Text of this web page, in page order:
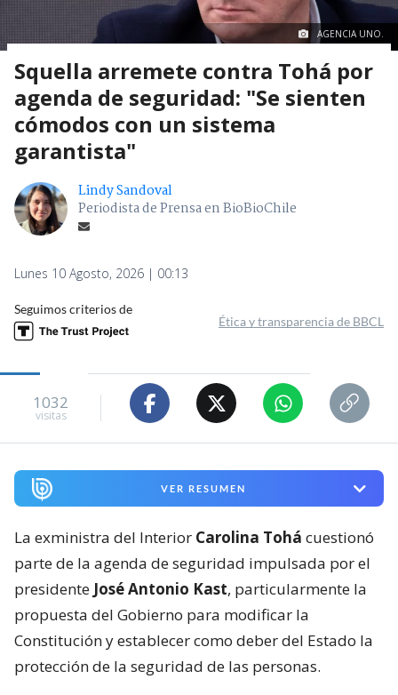
AGENCIA UNO.
Squella arremete contra Tohá por
agenda de seguridad: "Se sienten
cómodos con un sistema
garantista"
Lindy Sandoval
Periodista de Prensa en BioBioChile
Lunes 10 Agosto, 2026 | 00:13
Seguimos criterios de
Ética y transparencia de BBCL
1032
visitas
VER RESUMEN
La exministra del Interior Carolina Tohá cuestionó
parte de la agenda de seguridad impulsada por el
presidente José Antonio Kast, particularmente la
propuesta del Gobierno para modificar la
Constitución y establecer como deber del Estado la
protección de la seguridad de las personas.